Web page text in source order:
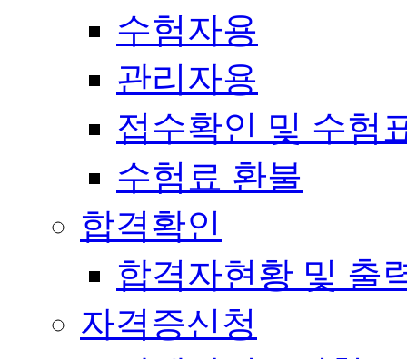
수험자용
관리자용
접수확인 및 수험
수험료 환불
합격확인
합격자현황 및 출
자격증신청